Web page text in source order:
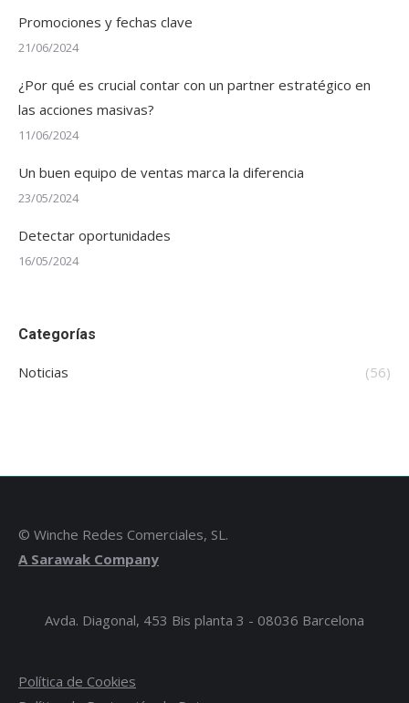
Promociones y fechas clave
21/06/2024
¿Por qué es crucial contar con un partner estratégico en
las acciones masivas?
11/06/2024
Un buen equipo de ventas marca la diferencia
23/05/2024
Detectar oportunidades
16/05/2024
Categorías
Noticias (56)
© Winche Redes Comerciales, SL.
A Sarawak Company
Avda. Diagonal, 453 Bis planta 3 - 08036 Barcelona
Política de Cookies